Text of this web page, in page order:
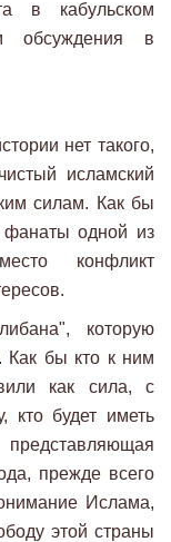
в кабульском
обсуждения в
нет такого,
исламский
силам. Как бы
фанаты одной из
конфликт
которую
бы кто к ним
как сила, с
кто будет иметь
прежде всего
Ислама,
этой страны